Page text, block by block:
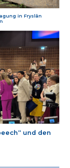
in Fryslân
und den